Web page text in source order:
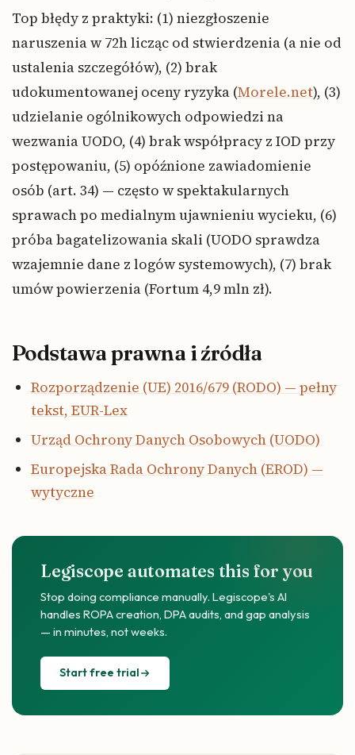
Top błędy z praktyki: (1) niezgłoszenie
naruszenia w 72h licząc od stwierdzenia (a nie od
ustalenia szczegółów), (2) brak
udokumentowanej oceny ryzyka (Morele.net), (3)
udzielanie ogólnikowych odpowiedzi na
wezwania UODO, (4) brak współpracy z IOD przy
postępowaniu, (5) opóźnione zawiadomienie
osób (art. 34) — często w spektakularnych
sprawach po medialnym ujawnieniu wycieku, (6)
próba bagatelizowania skali (UODO sprawdza
wzajemnie dane z logów systemowych), (7) brak
umów powierzenia (Fortum 4,9 mln zł).
Podstawa prawna i źródła
Rozporządzenie (UE) 2016/679 (RODO) — pełny
tekst, EUR-Lex
Urząd Ochrony Danych Osobowych (UODO)
Europejska Rada Ochrony Danych (EROD) —
wytyczne
Legiscope automates this for you
Stop doing compliance manually. Legiscope's AI
handles ROPA creation, DPA audits, and gap analysis
— in minutes, not weeks.
Start free trial